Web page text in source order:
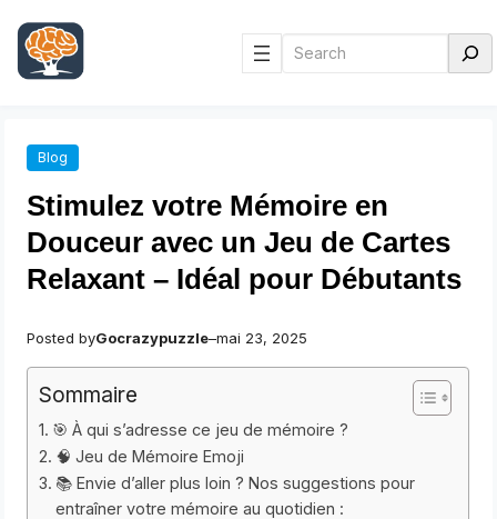
contenu
Rechercher
Blog
Stimulez votre Mémoire en
Douceur avec un Jeu de Cartes
Relaxant – Idéal pour Débutants
Posted byGocrazypuzzle–mai 23, 2025
Sommaire
🎯 À qui s’adresse ce jeu de mémoire ?
🧠 Jeu de Mémoire Emoji
📚 Envie d’aller plus loin ? Nos suggestions pour
entraîner votre mémoire au quotidien :